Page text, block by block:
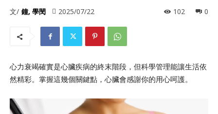
文/ 鐘, 學閔 2025/07/22 0
102
心力衰竭確實是心臟疾病的終末階段，但科學管理能讓生活依
然精彩。掌握這幾個關鍵點，心臟會感謝你的用心呵護。